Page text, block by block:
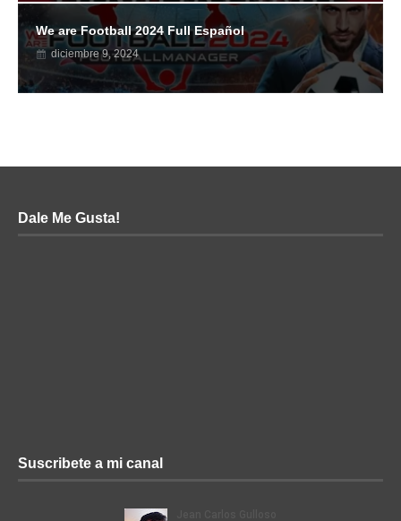
We are Football 2024 Full Español
diciembre 9, 2024
Dale Me Gusta!
Suscribete a mi canal